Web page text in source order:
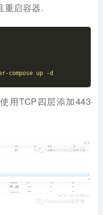
重启容器.
compose up -d
用TCP四层添加443